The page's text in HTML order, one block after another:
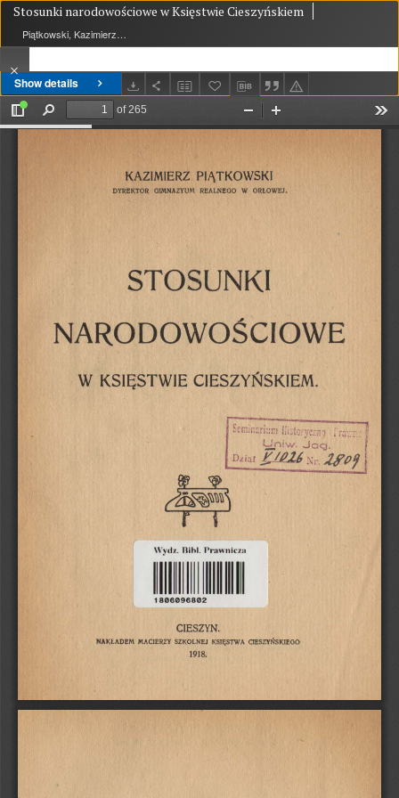
Show details
Stosunki narodowościowe w Księstwie Cieszyńskiem
Piątkowski, Kazimierz (1874-1942)